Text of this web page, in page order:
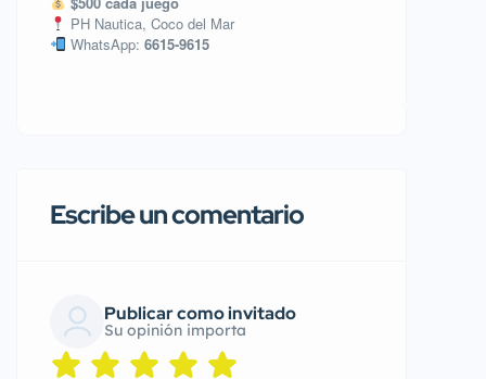
PH Nautica, Coco del Mar
WhatsApp: 6615-9615
Escribe un comentario
Publicar como invitado
Su opinión importa